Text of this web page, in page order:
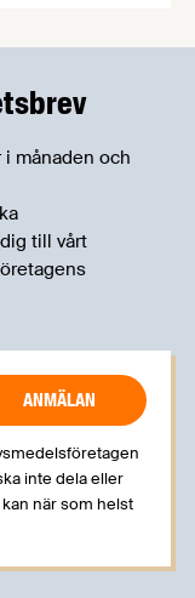
månaden och
till vårt
inte dela eller
när som helst